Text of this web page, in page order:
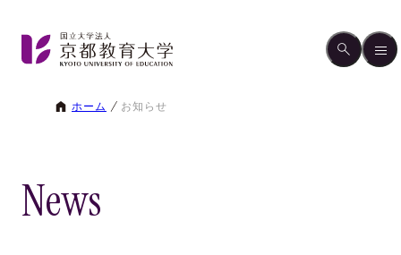
ホーム お知らせ
News